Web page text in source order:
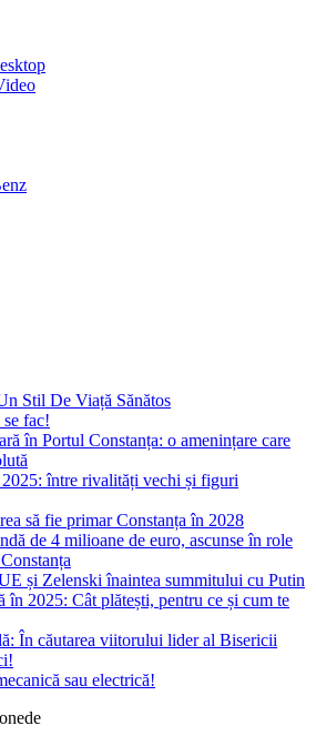
Stil De Viață Sănătos
fac!
în Portul Constanța: o amenințare care
între rivalități vechi și figuri
să fie primar Constanța în 2028
de 4 milioane de euro, ascunse în role
și Zelenski înaintea summitului cu Putin
în 2025: Cât plătești, pentru ce și cum te
În căutarea viitorului lider al Bisericii
sau electrică!